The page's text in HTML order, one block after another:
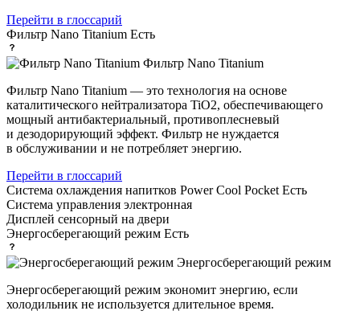
Перейти в глоссарий
Фильтр Nano Titanium Есть
Фильтр Nano Titanium
Фильтр Nano Titanium — это технология на основе
каталитического нейтрализатора TiO2, обеспечивающего
мощный антибактериальный, противоплесневый
и дезодорирующий эффект. Фильтр не нуждается
в обслуживании и не потребляет энергию.
Перейти в глоссарий
Система охлаждения напитков Power Cool Pocket Есть
Система управления электронная
Дисплей сенсорный на двери
Энергосберегающий режим Есть
Энергосберегающий режим
Энергосберегающий режим экономит энергию, если
холодильник не используется длительное время.